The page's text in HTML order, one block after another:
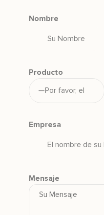
Nombre
Producto
Empresa
Mensaje